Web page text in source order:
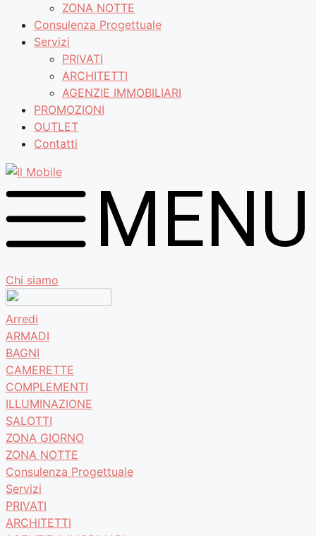
ZONA NOTTE
Consulenza Progettuale
Servizi
PRIVATI
ARCHITETTI
AGENZIE IMMOBILIARI
PROMOZIONI
OUTLET
Contatti
MENU
Chi siamo
Arredi
ARMADI
BAGNI
CAMERETTE
COMPLEMENTI
ILLUMINAZIONE
SALOTTI
ZONA GIORNO
ZONA NOTTE
Consulenza Progettuale
Servizi
PRIVATI
ARCHITETTI